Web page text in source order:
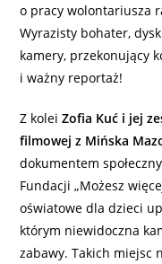
o pracy wolontariusza
Wyrazisty bohater,
kamery, przekonujący
i ważny reportaż!
Z koleiZofia Kuć i jej
filmowej z Mińska
dokumentem
Fundacji „Możesz
oświatowe dla dzieci
którym niewidoczna
zabawy. Takich miejsc